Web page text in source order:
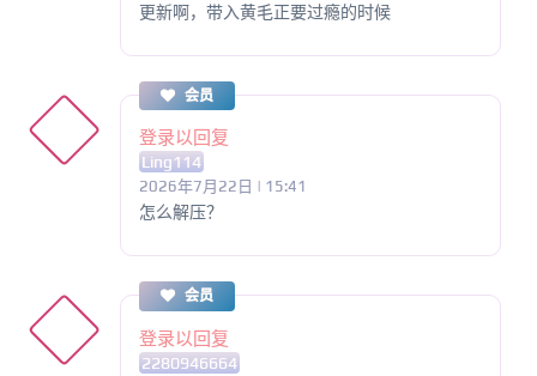
更新啊，带入黄毛正要过瘾的时候
会员
登录以回复
Ling114
2026年7月22日 | 15:41
怎么解压？
会员
登录以回复
2280946664